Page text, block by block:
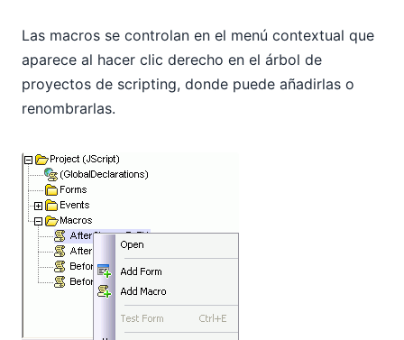
Las macros se controlan en el menú contextual que
aparece al hacer clic derecho en el árbol de
proyectos de scripting, donde puede añadirlas o
renombrarlas.